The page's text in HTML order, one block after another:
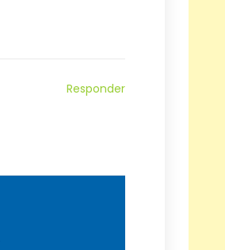
Responder